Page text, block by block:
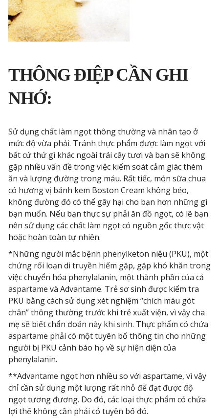
THÔNG ĐIỆP CẦN GHI
NHỚ:
Sử dụng chất làm ngọt thông thường và nhân tạo ở
mức độ vừa phải. Tránh thực phẩm được làm ngọt với
bất cứ thứ gì khác ngoài trái cây tươi và bạn sẽ không
gặp nhiều vấn đề trong việc kiểm soát cảm giác thèm
ăn và lượng đường trong máu. Rất tiếc, món sữa chua
có hương vị bánh kem Boston Cream không béo,
không đường đó có thể gây hại cho bạn hơn những gì
bạn muốn. Nếu bạn thực sự phải ăn đồ ngọt, có lẽ bạn
nên sử dụng các chất làm ngọt có nguồn gốc thực vật
hoặc hoàn toàn tự nhiên.
*Những người mắc bệnh phenylketon niệu (PKU), một
chứng rối loạn di truyền hiếm gặp, gặp khó khăn trong
việc chuyển hóa phenylalanin, một thành phần của cả
aspartame và Advantame. Trẻ sơ sinh được kiểm tra
PKU bằng cách sử dụng xét nghiệm “chích máu gót
chân” thông thường trước khi trẻ xuất viện, vì vậy cha
mẹ sẽ biết chẩn đoán này khi sinh. Thực phẩm có chứa
aspartame phải có một tuyên bố thông tin cho những
người bị PKU cảnh báo họ về sự hiện diện của
phenylalanin.
**Advantame ngọt hơn nhiều so với aspartame, vì vậy
chỉ cần sử dụng một lượng rất nhỏ để đạt được độ
ngọt tương đương. Do đó, các loại thực phẩm có chứa
lợi thế không cần phải có tuyên bố đó.